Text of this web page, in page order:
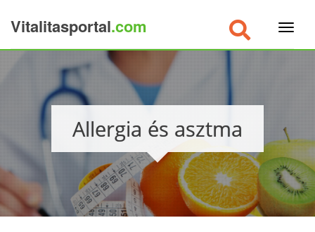
Vitalitasportal.com
Allergia és asztma
×